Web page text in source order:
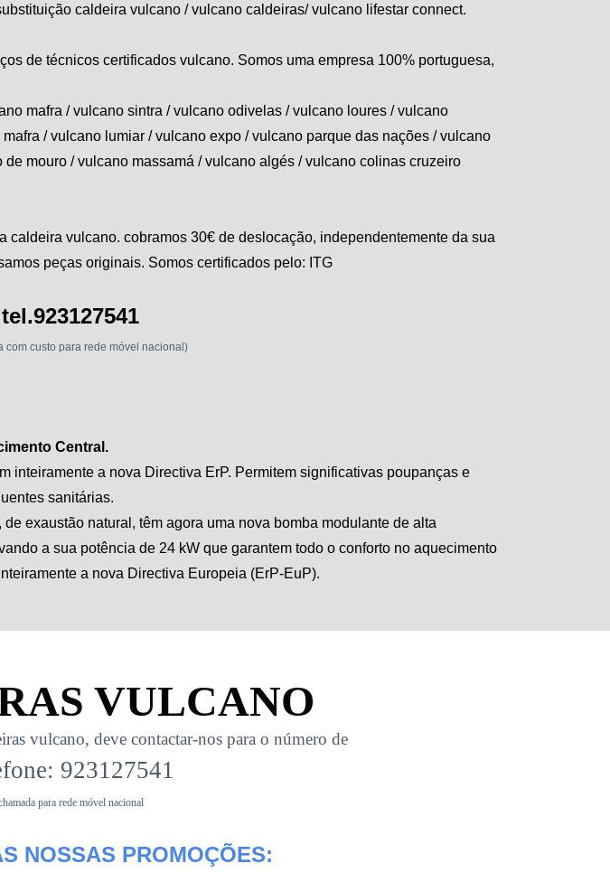
caldeira vulcano / vulcano caldeiras/ vulcano lifestar connect.
de técnicos certificados vulcano. Somos uma empresa 100% portuguesa,
mafra / vulcano sintra / vulcano odivelas / vulcano loures / vulcano
mafra / vulcano lumiar / vulcano expo / vulcano parque das nações / vulcano
de mouro / vulcano massamá / vulcano algés / vulcano colinas cruzeiro
caldeira vulcano. cobramos 30€ de deslocação, independentemente da sua
peças originais. Somos certificados pelo: ITG
tel.923127541
com custo para rede móvel nacional)
Central.
inteiramente a nova Directiva ErP. Permitem significativas poupanças e
sanitárias.
exaustão natural, têm agora uma nova bomba modulante de alta
a sua potência de 24 kW que garantem todo o conforto no aquecimento
a nova Directiva Europeia (ErP-EuP).
VULCANO
vulcano, deve contactar-nos para o número de
923127541
para rede móvel nacional
NOSSAS PROMOÇÕES: